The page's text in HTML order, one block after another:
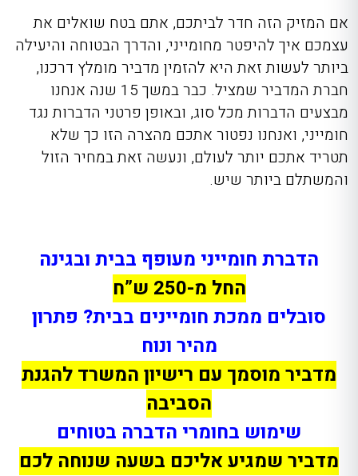
אם המזיק הזה חדר לביתכם, אתם בטח שואלים את
עצמכם איך להיפטר מחומייני, והדרך הבטוחה והיעילה
ביותר לעשות זאת היא להזמין מדביר מומלץ דרכנו,
חברת המדביר שמציל. כבר במשך 15 שנה אנחנ
ו
מבצעים הדברות מכל סוג, ובאופן פרטני הדברות נגד
חומייני, ואנחנו נפטור אתכם מהצרה הזו כך שלא
תטריד אתכם יותר לעולם, ונעשה זאת במחיר הזול
והמשתלם ביותר שיש.
הדברת חומייני מעופף בבית ובגינה
החל מ-250 ש”ח
סובלים ממכת חומיינים בבית? פתרון
מהיר ונוח
מדביר מוסמך עם רישיון המשרד להגנת
הסביבה
שימוש בחומרי הדברה בטוחים
מדביר שמגיע אליכם בשעה שנוחה לכם